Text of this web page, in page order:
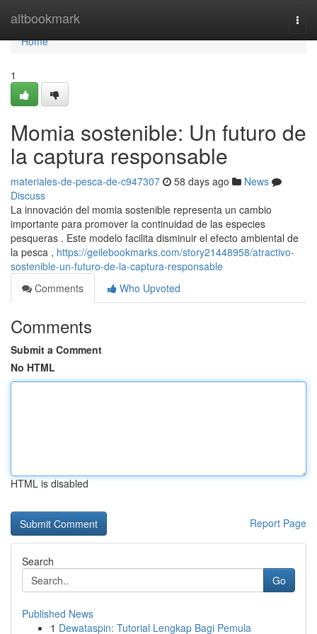
altbookmark
Home
Home
1
Momia sostenible: Un futuro de
la captura responsable
materiales-de-pesca-de-c947307 58 days ago
News
Discuss
La innovación del momia sostenible representa un cambio
importante para promover la continuidad de las especies
pesqueras . Este modelo facilita disminuir el efecto ambiental de
la pesca , https://geilebookmarks.com/story21448958/atractivo-
sostenible-un-futuro-de-la-captura-responsable
Comments
Who Upvoted
Comments
Submit a Comment
No HTML
HTML is disabled
Report Page
Search
Go
Published News
1 Dewataspin: Tutorial Lengkap Bagi Pemula